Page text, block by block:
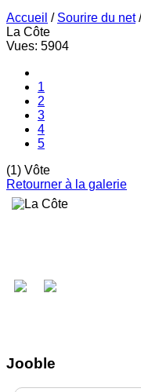
Accueil / Sourire du net
La Côte
Vues: 5904
1
2
3
4
5
(1) Vôte
Retourner à la galerie
Jooble